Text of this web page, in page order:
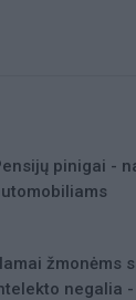
pinigai -
žmonėms
negalia